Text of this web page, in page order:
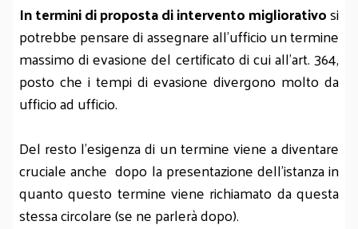
In termini di proposta di intervento migliorativosi
potrebbe pensare di assegnare all’ufficio un termine
massimo di evasione del certificato di cui all’art. 364,
posto che i tempi di evasione divergono molto da
ufficio ad ufficio.
Del resto l’esigenza di un termine viene a diventare
cruciale anche dopo la presentazione dell’istanza in
quanto questo termine viene richiamato da questa
stessa circolare (se ne parlerà dopo).